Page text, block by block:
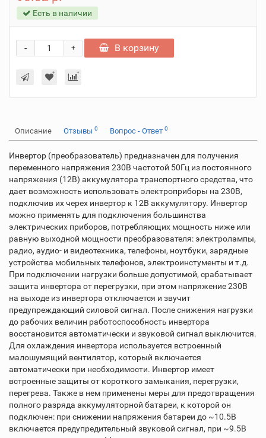
Есть в наличии
+
- В корзину
Описание Отзывы 0 Вопрос - Ответ 0
Инвертор (преобразователь) предназначен для получения
переменного напряжения 230В частотой 50Гц из постоянного
напряжения (12В) аккумулятора транспортного средства, что
дает возможность использовать электроприборы на 230В,
подключив их черех инвертор к 12В аккумулятору. Инвертор
можно применять для подключения большинства
электрических приборов, потребляющих мощность ниже или
равную выходной мощности преобразователя: электролампы,
радио, аудио- и видеотехника, телефоны, ноутбуки, зарядные
устройства мобильных телефонов, электроинстументы и т.д.
При подключении нагрузки больше допустимой, срабатывает
защита инвертора от перегрузки, при этом напряжение 230В
на выходе из инвертора отключается и звучит
предупреждающий силовой сигнал. После снижения нагрузки
до рабочих величин работоспособность инвертора
восстановится автоматически и звуковой сигнал выключится.
Для охлаждения инвертора используется встроенный
малошумящий вентилятор, который включается
автоматически при необходимости. Инвертор имеет
встроенные защиты от короткого замыкания, перегрузки,
перегрева. Также в нем применены меры для предотвращения
полного разряда аккумуляторной батареи, к которой он
подключен: при снижении напряжения батареи до ~10.5В
включается предупредительный звуковой сигнал, при ~9.5В